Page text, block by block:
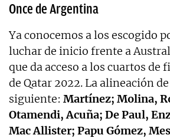
Once de Argentina
Ya conocemos a los escogido
luchar de inicio frente a
que da acceso a los cuartos
de Qatar 2022. La alineación
siguiente: Martínez; Molina,
Otamendi, Acuña; De Paul,
Mac Allister; Papu Gómez,